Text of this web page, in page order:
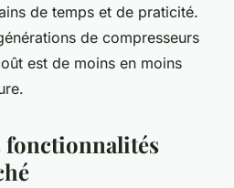
de temps et de praticité.
de compresseurs
est de moins en moins
fonctionnalités